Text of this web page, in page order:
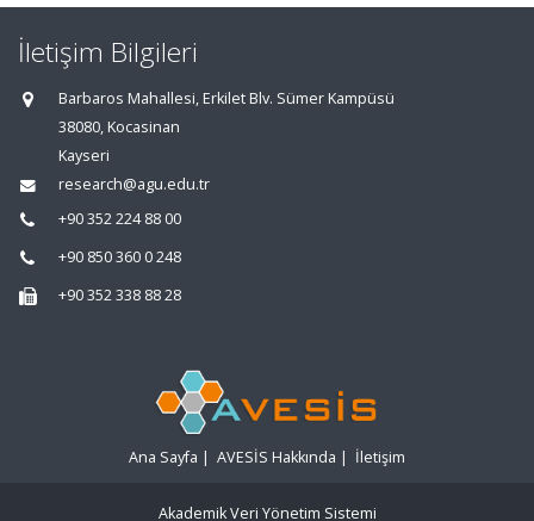
İletişim Bilgileri
Barbaros Mahallesi, Erkilet Blv. Sümer Kampüsü
38080, Kocasinan
Kayseri
research@agu.edu.tr
+90 352 224 88 00
+90 850 360 0 248
+90 352 338 88 28
Ana Sayfa | AVESİS Hakkında | İletişim
Akademik Veri Yönetim Sistemi